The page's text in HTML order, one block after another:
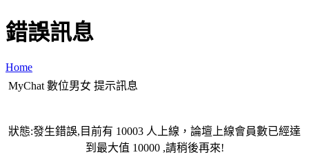
錯誤訊息
Home
MyChat 數位男女 提示訊息
狀態:發生錯誤,目前有 10003 人上線，論壇上線會員數已經達
到最大值 10000 ,請稍後再來!